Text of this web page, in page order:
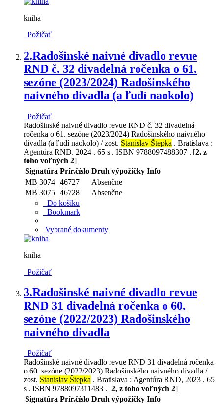
kniha
Požičať
2.Radošinské naivné divadlo revue
RND č. 32 divadelná ročenka o 61.
sezóne (2023/2024) Radošinského
naivného divadla (a ľudí naokolo)
Požičať
Radošinské naivné divadlo revue RND č. 32 divadelná
ročenka o 61. sezóne (2023/2024) Radošinského naivného
divadla (a ľudí naokolo) / zost. Stanislav Štepka . Bratislava :
Agentúra RND, 2024 . 65 s . ISBN 9788097488307 . [2, z
toho voľných 2]
Signatúra Prír.číslo Druh výpožičky Info
MB 3074 46727
Absenčne
MB 3075 46728
Absenčne
Do košíku
Bookmark
Vybrané dokumenty
kniha
Požičať
3.Radošinské naivné divadlo revue
RND 31 divadelná ročenka o 60.
sezóne (2022/2023) Radošinského
naivného divadla
Požičať
Radošinské naivné divadlo revue RND 31 divadelná ročenka
o 60. sezóne (2022/2023) Radošinského naivného divadla /
zost. Stanislav Štepka . Bratislava : Agentúra RND, 2023 . 65
s . ISBN 9788097311483 . [2, z toho voľných 2]
Signatúra Prír.číslo Druh výpožičky Info